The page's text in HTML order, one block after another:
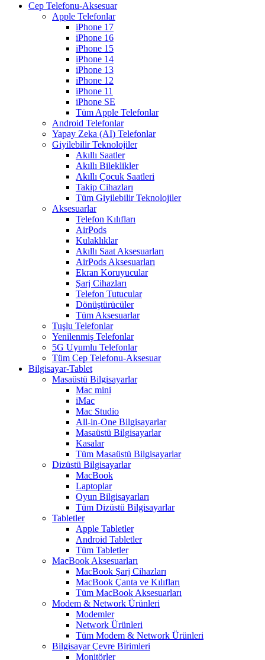
Cep Telefonu-Aksesuar
Apple Telefonlar
iPhone 17
iPhone 16
iPhone 15
iPhone 14
iPhone 13
iPhone 12
iPhone 11
iPhone SE
Tüm Apple Telefonlar
Android Telefonlar
Yapay Zeka (AI) Telefonlar
Giyilebilir Teknolojiler
Akıllı Saatler
Akıllı Bileklikler
Akıllı Çocuk Saatleri
Takip Cihazları
Tüm Giyilebilir Teknolojiler
Aksesuarlar
Telefon Kılıfları
AirPods
Kulaklıklar
Akıllı Saat Aksesuarları
AirPods Aksesuarları
Ekran Koruyucular
Şarj Cihazları
Telefon Tutucular
Dönüştürücüler
Tüm Aksesuarlar
Tuşlu Telefonlar
Yenilenmiş Telefonlar
5G Uyumlu Telefonlar
Tüm Cep Telefonu-Aksesuar
Bilgisayar-Tablet
Masaüstü Bilgisayarlar
Mac mini
iMac
Mac Studio
All-in-One Bilgisayarlar
Masaüstü Bilgisayarlar
Kasalar
Tüm Masaüstü Bilgisayarlar
Dizüstü Bilgisayarlar
MacBook
Laptoplar
Oyun Bilgisayarları
Tüm Dizüstü Bilgisayarlar
Tabletler
Apple Tabletler
Android Tabletler
Tüm Tabletler
MacBook Aksesuarları
MacBook Şarj Cihazları
MacBook Çanta ve Kılıfları
Tüm MacBook Aksesuarları
Modem & Network Ürünleri
Modemler
Network Ürünleri
Tüm Modem & Network Ürünleri
Bilgisayar Çevre Birimleri
Monitörler